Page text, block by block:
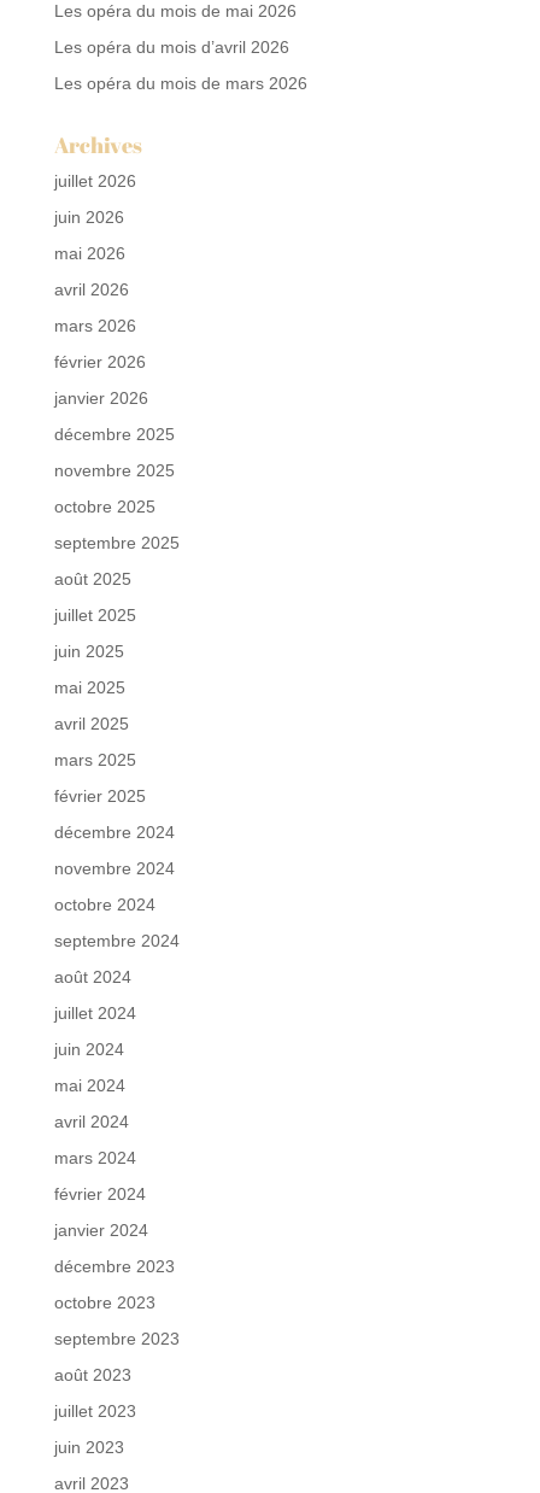
Les opéra du mois de mai 2026
Les opéra du mois d’avril 2026
Les opéra du mois de mars 2026
Archives
juillet 2026
juin 2026
mai 2026
avril 2026
mars 2026
février 2026
janvier 2026
décembre 2025
novembre 2025
octobre 2025
septembre 2025
août 2025
juillet 2025
juin 2025
mai 2025
avril 2025
mars 2025
février 2025
décembre 2024
novembre 2024
octobre 2024
septembre 2024
août 2024
juillet 2024
juin 2024
mai 2024
avril 2024
mars 2024
février 2024
janvier 2024
décembre 2023
octobre 2023
septembre 2023
août 2023
juillet 2023
juin 2023
avril 2023